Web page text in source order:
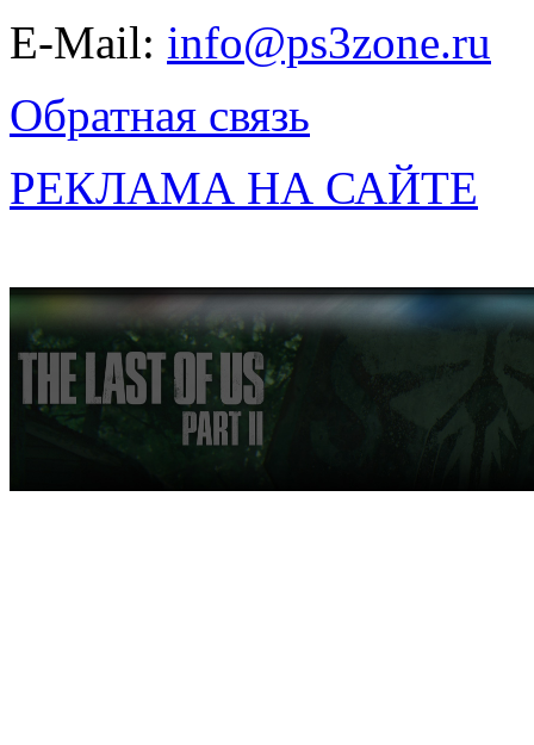
E-Mail: info@ps3zone.ru
Обратная связь
РЕКЛАМА НА САЙТЕ